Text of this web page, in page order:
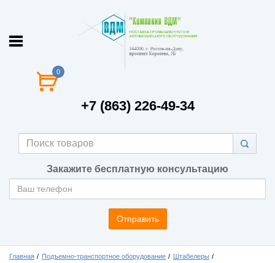
0
+7 (863) 226-49-34
Закажите бесплатную консультацию
Отправить
Главная Подъемно-транспортное оборудование Штабелеры